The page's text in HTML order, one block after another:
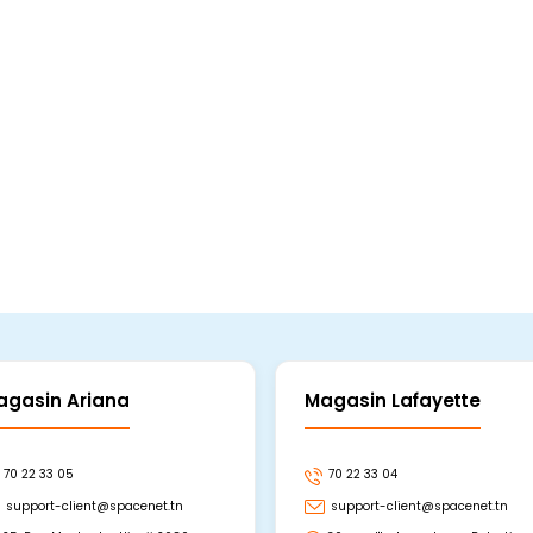
Ariana
70 22 33 05
support-client@spacenet.tn
Magasin Lafayette
70 22 33 04
support-client@spacenet.tn